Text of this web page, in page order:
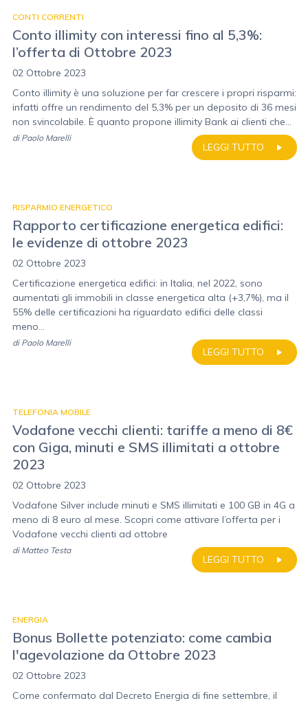
CONTI CORRENTI
Conto illimity con interessi fino al 5,3%:
l’offerta di Ottobre 2023
02 Ottobre 2023
Conto illimity è una soluzione per far crescere i propri risparmi:
infatti offre un rendimento del 5,3% per un deposito di 36 mesi
non svincolabile. È quanto propone illimity Bank ai clienti che...
LEGGI TUTTO
di Paolo Marelli
RISPARMIO ENERGETICO
Rapporto certificazione energetica edifici:
le evidenze di ottobre 2023
02 Ottobre 2023
Certificazione energetica edifici: in Italia, nel 2022, sono
aumentati gli immobili in classe energetica alta (+3,7%), ma il
55% delle certificazioni ha riguardato edifici delle classi
meno...
LEGGI TUTTO
di Paolo Marelli
TELEFONIA MOBILE
Vodafone vecchi clienti: tariffe a meno di 8€
con Giga, minuti e SMS illimitati a ottobre
2023
02 Ottobre 2023
Vodafone Silver include minuti e SMS illimitati e 100 GB in 4G a
meno di 8 euro al mese. Scopri come attivare l’offerta per i
Vodafone vecchi clienti ad ottobre
LEGGI TUTTO
di Matteo Testa
ENERGIA
Bonus Bollette potenziato: come cambia
l'agevolazione da Ottobre 2023
02 Ottobre 2023
Come confermato dal Decreto Energia di fine settembre, il